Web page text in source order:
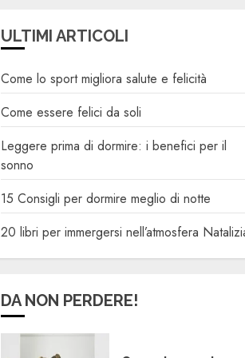
ULTIMI ARTICOLI
Come lo sport migliora salute e felicità
Come essere felici da soli
Leggere prima di dormire: i benefici per il
sonno
15 Consigli per dormire meglio di notte
20 libri per immergersi nell’atmosfera
DA NON PERDERE!